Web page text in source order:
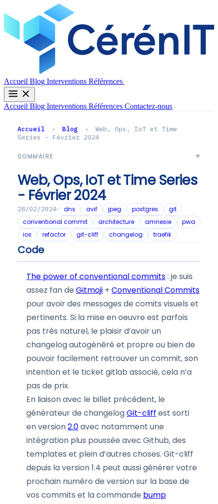
Accueil Blog Interventions Références
Accueil Blog Interventions Références Contactez-nous
Accueil › Blog ›
Web, Ops, IoT et Time
Series - Février 2024
SOMMAIRE
Web, Ops, IoT et Time Series
- Février 2024
28/02/2024 dns avif jpeg postgres
git
conventional commit
architecture amnesie
pwa
ios
refactor git-cliff changelog traefik
Code
The power of conventional commits: je suis
assez fan de Gitmoji + Conventional Commits
pour avoir des messages de comits visuels et
pertinents. Si la mise en oeuvre est parfois
pas très naturel, le plaisir d’avoir un
changelog autogénéré et propre ou bien de
pouvoir facilement retrouver un commit, son
intention et le ticket gitlab associé, cela n’a
pas de prix.
En liaison avec le billet précédent, le
générateur de changelogGit-cliff est sorti
en version2.0avec notamment une
intégration plus poussée avec Github, des
templates et plein d’autres choses. Git-cliff
depuis la version 1.4 peut aussi générer votre
prochain numéro de version sur la base de
vos commits et la commande bump